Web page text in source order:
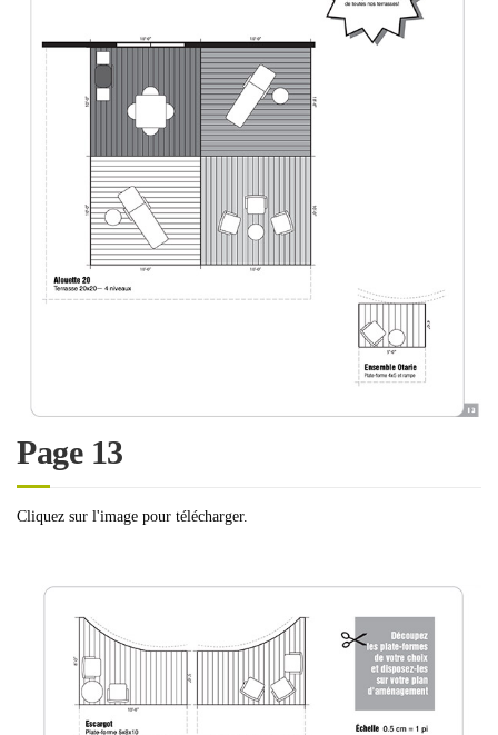
Page 13
Cliquez sur l'image pour télécharger.